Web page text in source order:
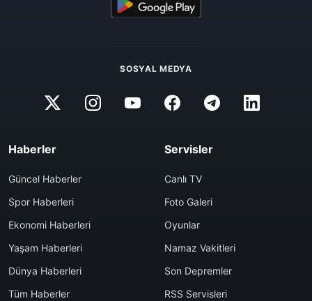
SOSYAL MEDYA
Haberler
Güncel Haberler
Spor Haberleri
Ekonomi Haberleri
Yaşam Haberleri
Dünya Haberleri
Tüm Haberler
Servisler
Canlı TV
Foto Galeri
Oyunlar
Namaz Vakitleri
Son Depremler
RSS Servisleri